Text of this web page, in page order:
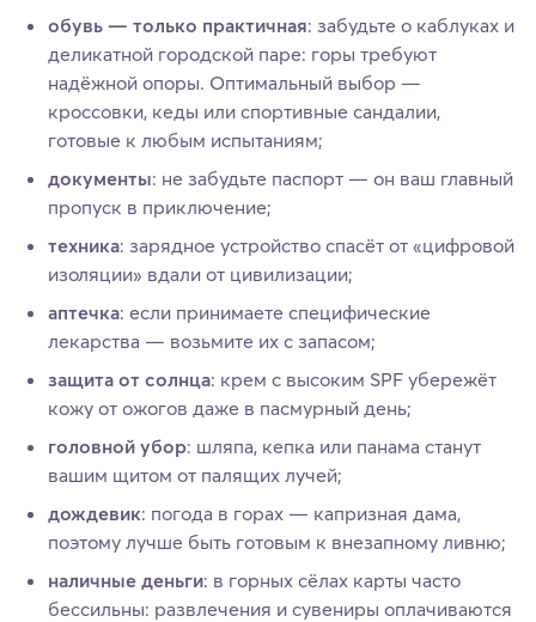
обувь — только практичная: забудьте о каблуках и
деликатной городской паре: горы требуют
надёжной опоры. Оптимальный выбор —
кроссовки, кеды или спортивные сандалии,
готовые к любым испытаниям;
документы: не забудьте паспорт — он ваш главный
пропуск в приключение;
техника: зарядное устройство спасёт от «цифровой
изоляции» вдали от цивилизации;
аптечка: если принимаете специфические
лекарства — возьмите их с запасом;
защита от солнца: крем с высоким SPF убережёт
кожу от ожогов даже в пасмурный день;
головной убор: шляпа, кепка или панама станут
вашим щитом от палящих лучей;
дождевик: погода в горах — капризная дама,
поэтому лучше быть готовым к внезапному ливню;
наличные деньги: в горных сёлах карты часто
бессильны: развлечения и сувениры оплачиваются